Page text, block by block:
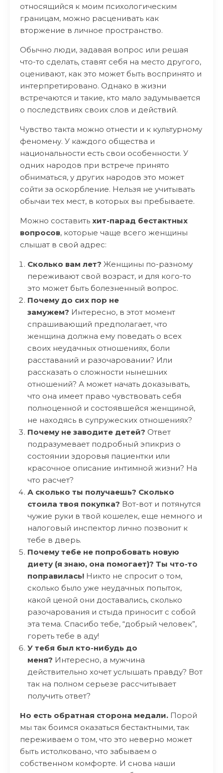
относящийся к моим психологическим
границам, можно расценивать как
вторжение в личное пространство.
Обычно люди, задавая вопрос или решая
что-то сделать, ставят себя на место другого,
оценивают, как это может быть воспринято и
интерпретировано. Однако в жизни
встречаются и такие, кто мало задумывается
о последствиях своих слов и действий.
Чувство такта можно отнести и к культурному
феномену. У каждого общества и
национальности есть свои особенности. У
одних народов при встрече принято
обниматься, у других народов это может
сойти за оскорбление. Нельзя не учитывать
обычаи тех мест, в которых вы пребываете.
Можно составить хит-парад бестактных
вопросов, которые чаще всего женщины
слышат в свой адрес:
Сколько вам лет? Женщины по-разному
переживают свой возраст, и для кого-то
это может быть болезненный вопрос.
Почему до сих пор не
замужем? Интересно, в этот момент
спрашивающий предполагает, что
женщина должна ему поведать о всех
своих неудачных отношениях, боли
расставаний и разочаровании? Или
рассказать о сложности нынешних
отношений? А может начать доказывать,
что она имеет право чувствовать себя
полноценной и состоявшейся женщиной,
не находясь в супружеских отношениях?
Почему не заводите детей? Ответ
подразумевает подробный эпикриз о
состоянии здоровья пациентки или
красочное описание интимной жизни? На
что расчет?
А сколько ты получаешь? Сколько
стоила твоя покупка? Вот-вот и потянутся
чужие руки в твой кошелек, еще немного и
налоговый инспектор лично позвонит к
тебе в дверь.
Почему тебе не попробовать новую
диету (я знаю, она помогает)? Ты что-то
поправилась! Никто не спросит о том,
сколько было уже неудачных попыток,
какой ценой они доставались, сколько
разочарования и стыда приносит с собой
эта тема. Спасибо тебе, “добрый человек”,
гореть тебе в аду!
У тебя был кто-нибудь до
меня? Интересно, а мужчина
действительно хочет услышать правду? Вот
так на полном серьезе рассчитывает
получить ответ?
Но есть обратная сторона медали. Порой
мы так боимся оказаться бестактными, так
переживаем о том, что это неверно может
быть истолковано, что забываем о
собственном комфорте. И снова наши